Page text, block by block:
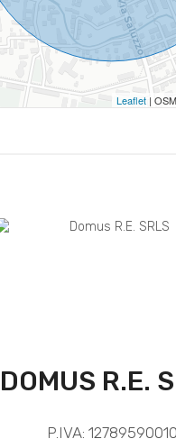
Leaflet|
DOMUS R.E.
P.IVA: 12789590010